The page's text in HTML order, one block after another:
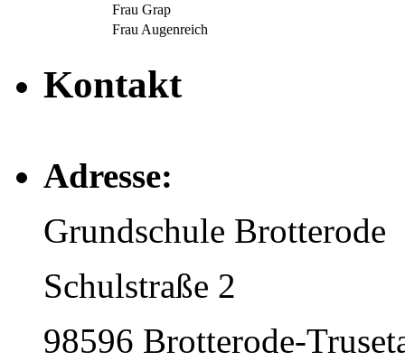
Frau Grap
Frau Augenreich
Kontakt
Adresse:
Grundschule Brotterode
Schulstraße 2
98596 Brotterode-